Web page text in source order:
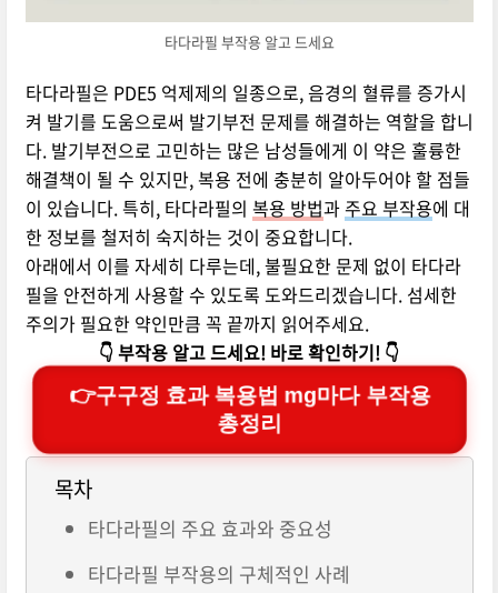
타다라필 부작용 알고 드세요
타다라필은 PDE5 억제제의 일종으로, 음경의 혈류를 증가시
켜 발기를 도움으로써 발기부전 문제를 해결하는 역할을 합니
다. 발기부전으로 고민하는 많은 남성들에게 이 약은 훌륭한
해결책이 될 수 있지만, 복용 전에 충분히 알아두어야 할 점들
이 있습니다. 특히, 타다라필의 복용 방법과주요 부작용에 대
한 정보를 철저히 숙지하는 것이 중요합니다.
아래에서 이를 자세히 다루는데, 불필요한 문제 없이 타다라
필을 안전하게 사용할 수 있도록 도와드리겠습니다. 섬세한
주의가 필요한 약인만큼 꼭 끝까지 읽어주세요.
👇 부작용 알고 드세요! 바로 확인하기! 👇
👉구구정 효과 복용법 mg마다 부작용
총정리
목차
타다라필의 주요 효과와 중요성
타다라필 부작용의 구체적인 사례